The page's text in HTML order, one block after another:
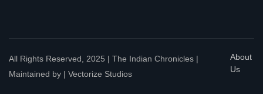
All Rights Reserved, 2025 | The Indian Chronicles |
Maintained by | Vectorize Studios
About
Us